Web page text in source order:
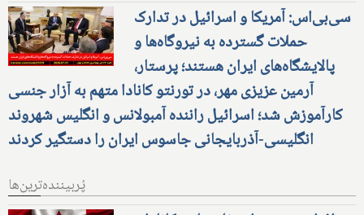
سی‌بی‌اس: آمریکا و اسرائیل در تدارک
حملات گسترده به نیروگاه‌ها و
پالایشگاه‌های ایران هستند؛ پرستار،
آرمین عزیزی مهر، در تورنتو کانادا متهم به آزار جنسی
کارآموزش شد؛ اسرائیل راننده آمبولانس و انگلیس شهروند
انگلیسی-آذربایجانی جاسوس ایران را دستگیر کردند
پُربیننده‌ترین‌ها